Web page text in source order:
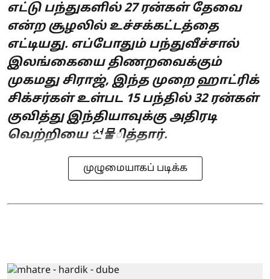
எட்டு பந்துகளில் 27 ரன்கள் தேவை
என்ற சூழலில் உச்சக்கட்டத்தை
எட்டியது. எப்போதும் பந்துவீச்சால்
இலங்கையை திணறவைக்கும்
முகமது சிராஜ், இந்த முறை ஹாட்ரிக்
சிக்சர்கள் உள்பட 15 பந்தில் 32 ரன்கள்
குவித்து இந்தியாவுக்கு அதிரடி
வெற்றியை 선물ித்தார்.
முழுமையாகப் படிக்க